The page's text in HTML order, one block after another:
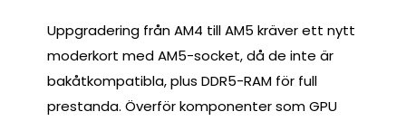
Uppgradering från AM4 till AM5 kräver ett nytt
moderkort med AM5-socket, då de inte är
bakåtkompatibla, plus DDR5-RAM för full
prestanda. Överför komponenter som GPU